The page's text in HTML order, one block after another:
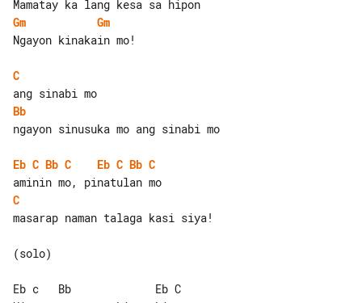
Gm
Gm
Ngayon kinakain mo!
C
Bb
ngayon sinusuka mo ang sinabi mo
Eb C Bb C Eb C Bb C
C
masarap naman talaga kasi siya!
(solo)
Eb c   Bb             Eb C